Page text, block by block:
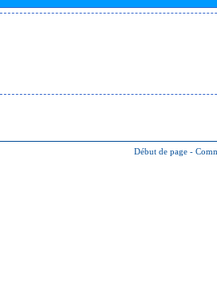
Début de page -